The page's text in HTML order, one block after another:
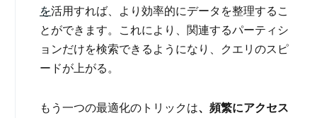
を活用すれば、より効率的にデータを整理するこ
とができます。これにより、関連するパーティシ
ョンだけを検索できるようになり、クエリのスピ
ードが上がる。
もう一つの最適化のトリックは、頻繁にアクセス